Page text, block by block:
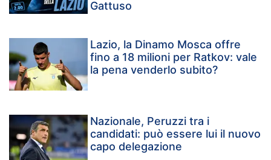
Gattuso
Lazio, la Dinamo Mosca offre
fino a 18 milioni per Ratkov: vale
la pena venderlo subito?
Nazionale, Peruzzi tra i
candidati: può essere lui il nuovo
capo delegazione